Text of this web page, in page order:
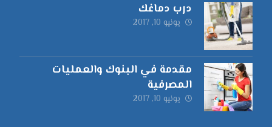
درب دماغك
يونيو 10, 2017
مقدمة في البنوك والعمليات
المصرفية
يونيو 10, 2017